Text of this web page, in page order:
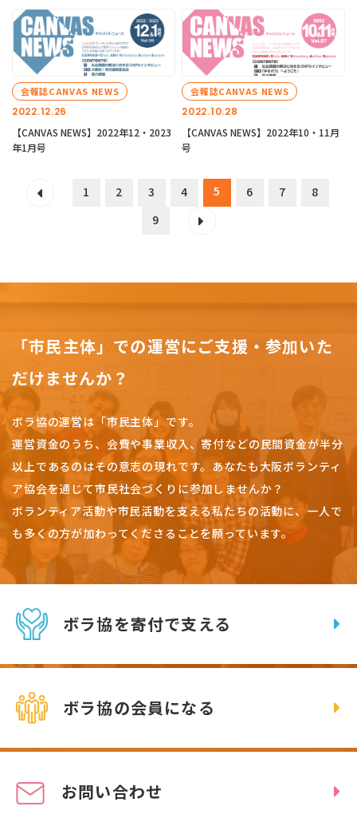
2022.12.26
会報誌CANVAS NEWS
【CANVAS NEWS】2022年12・2023
年1月号
2022.10.28
会報誌CANVAS NEWS
【CANVAS NEWS】2022年10・11月
号
1 2 3 4 5 6 7
8
9
「市民主体」での運営にご支援・参加いた
だけませんか？
ボラ協の運営は「市民主体」です。
運営資金のうち、会費や事業収入、寄付などの民間資金が半分
以上であるのはその意志の現れです。 あなたも大阪ボランティ
ア協会を通じて市民社会づくりに参加しませんか？
ボランティア活動や市民活動を支える私たちの活動に、一人で
も多くの方が加わってくださることを願っています。
ボラ協を寄付で支える
ボラ協の会員になる
お問い合わせ